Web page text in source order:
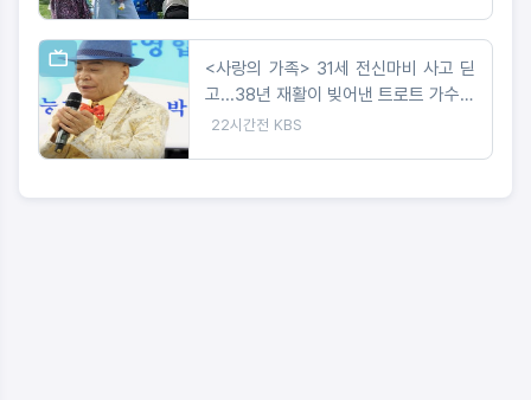
<사랑의 가족> 31세 전신마비 사고 딛
고...38년 재활이 빚어낸 트로트 가수의
꿈
22시간전 KBS